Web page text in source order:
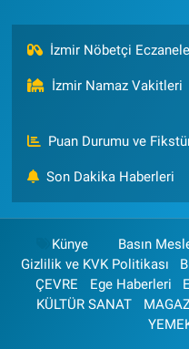
İzmir Nöbetçi
İzmir Namaz Vakitleri
Puan Durumu ve
Son Dakika Haberleri
Künye Basın
Gizlilik ve KVK Politikası
ÇEVRE
Ege Haberleri
KÜLTÜR SANAT